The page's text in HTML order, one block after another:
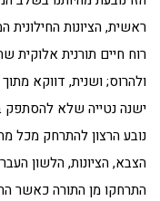
ראשית, הציונות
רוח חיים תורנית אלוקית
ולהרוס; ושנית, דווקא
ישנה נטייה שלא להסתפק
נובע הרצון להתרחק מכל
הצבא, הציונות, הלשון
התרחקו מן התורה כאשר